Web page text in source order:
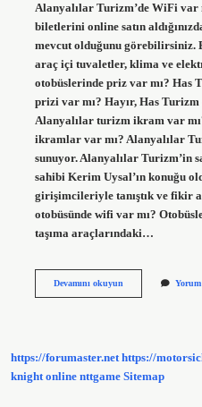
Alanyalılar Turizm’de WiFi var
biletlerini online satın
mevcut olduğunu görebilirsiniz.
araç içi tuvaletler, klima ve
otobüslerinde priz var mı? Has
prizi var mı? Hayır, Has
Alanyalılar turizm ikram var
ikramlar var mı? Alanyalılar
sunuyor. Alanyalılar Turizm’in
sahibi Kerim Uysal’ın konuğu
girişimcileriyle tanıştık ve fikir
otobüsünde wifi var mı?
taşıma araçlarındaki…
Devamını okuyunAlanyalılar
https://forumaster.net https://
knight online nttgame Sitemap